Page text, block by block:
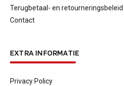
Terugbetaal- en retourneringsbeleid
Contact
EXTRA INFORMATIE
Privacy Policy